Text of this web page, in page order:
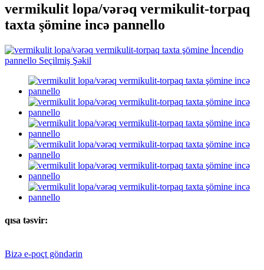
vermikulit lopa/vərəq vermikulit-torpaq
taxta şömine incə pannello
qısa təsvir:
Bizə e-poçt göndərin